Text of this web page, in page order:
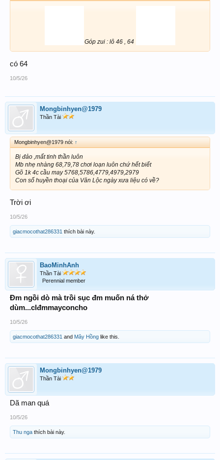
Góp zui : lô 46 , 64
có 64
10/5/26
Mongbinhyen@1979
Thần Tài
Mongbinhyen@1979 nói: ↑
Bị đảo ,mất tinh thần luôn
Mb nhẹ nhàng 68,79,78 chơi loạn luôn chứ hết biết
Gõ 1k 4c cầu may 5768,5786,4779,4979,2979
Con số huyền thoại của Văn Lộc ngày xưa liệu có về?
Trời ơi
10/5/26
giacmocothat286331 thích bài này.
BaoMinhAnh
Thần Tài
Perennial member
Đm ngồi dò mà trồi sục đm muốn ná thở
dùm...clđmmayconcho
10/5/26
giacmocothat286331 and Mây Hồng like this.
Mongbinhyen@1979
Thần Tài
Dã man quá
10/5/26
Thu nga thích bài này.